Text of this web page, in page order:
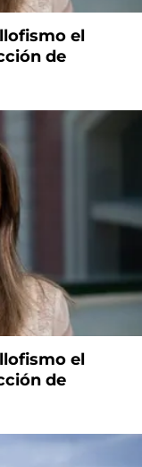
el
de
el
de